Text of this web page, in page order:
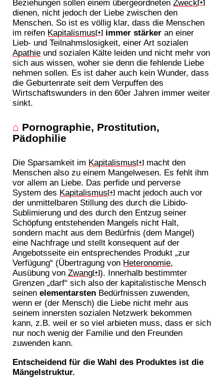
Beziehungen sollen einem übergeordnetenZweck[+]
dienen, nicht jedoch der Liebe zwischen den
Menschen. So ist es völlig klar, dass die Menschen
im reifen Kapitalismus[+] immer stärker an einer
Lieb- und Teilnahmslosigkeit, einer Art sozialen
Apathie und sozialen Kälte leiden und nicht mehr von
sich aus wissen, woher sie denn die fehlende Liebe
nehmen sollen. Es ist daher auch kein Wunder, dass
die Geburtenrate seit dem Verpuffen des
Wirtschaftswunders in den 60er Jahren immer weiter
sinkt.
⌂ Pornographie, Prostitution,
Pädophilie
Die Sparsamkeit im Kapitalismus[+] macht den
Menschen also zu einem Mangelwesen. Es fehlt ihm
vor allem an Liebe. Das perfide und perverse
System des Kapitalismus[+] macht jedoch auch vor
der unmittelbaren Stillung des durch die Libido-
Sublimierung und des durch den Entzug seiner
Schöpfung entstehenden Mangels nicht Halt,
sondern macht aus dem Bedürfnis (dem Mangel)
eine Nachfrage und stellt konsequent auf der
Angebotsseite ein entsprechendes Produkt „zur
Verfügung“ (Übertragung von Heteronomie,
Ausübung vonZwang[+]). Innerhalb bestimmter
Grenzen „darf“ sich also der kapitalistische Mensch
seinenelementarsten Bedürfnissen zuwenden,
wenn er (der Mensch) die Liebe nicht mehr aus
seinem innersten sozialen Netzwerk bekommen
kann, z.B. weil er so viel arbieten muss, dass er sich
nur noch wenig der Familie und den Freunden
zuwenden kann.
Entscheidend für die Wahl des Produktes ist die
Mängelstruktur.